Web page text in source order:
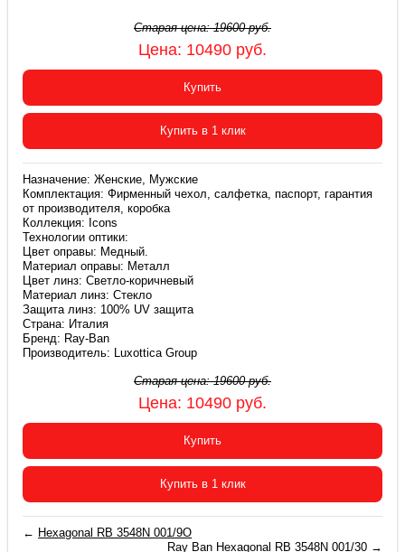
Старая цена:19600руб.
Цена: 10490 руб.
Купить
Купить в 1 клик
Назначение: Женские, Мужские
Комплектация: Фирменный чехол, салфетка, паспорт, гарантия
от производителя, коробка
Коллекция: Icons
Технологии оптики:
Цвет оправы: Медный.
Материал оправы: Металл
Цвет линз: Светло-коричневый
Материал линз: Стекло
Защита линз: 100% UV защита
Страна: Италия
Бренд: Ray-Ban
Производитель: Luxottica Group
Старая цена:19600руб.
Цена: 10490 руб.
Купить
Купить в 1 клик
← Hexagonal RB 3548N 001/9O
Ray Ban Hexagonal RB 3548N 001/30→